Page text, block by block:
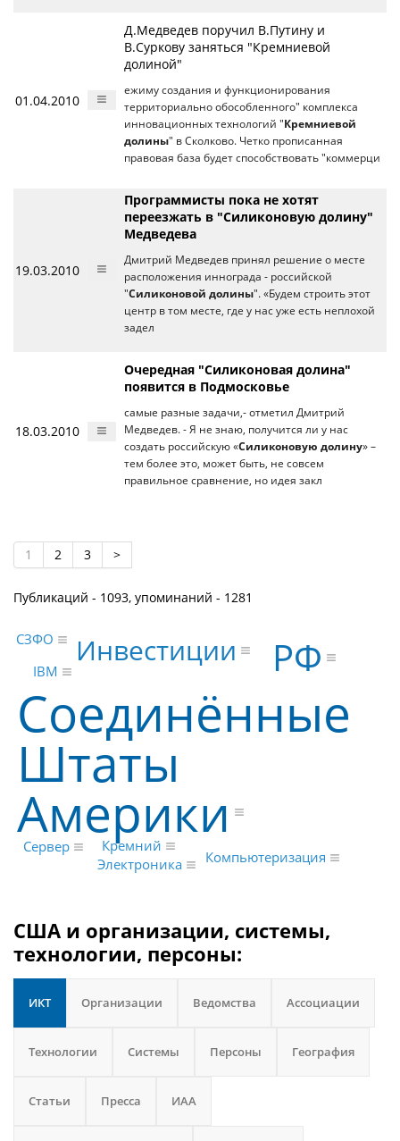
01.04.2010
Д.Медведев поручил В.Путину и
В.Суркову заняться "Кремниевой
долиной"
ежиму создания и функционирования
территориально обособленного" комплекса
инновационных технологий "Кремниевой
долины" в Сколково. Четко прописанная
правовая база будет способствовать "коммерци
19.03.2010
Программисты пока не хотят
переезжать в "Силиконовую долину"
Медведева
Дмитрий Медведев принял решение о месте
расположения иннограда - российской
"Силиконовой долины". «Будем строить этот
центр в том месте, где у нас уже есть неплохой
задел
18.03.2010
Очередная "Силиконовая долина"
появится в Подмосковье
самые разные задачи,- отметил Дмитрий
Медведев. - Я не знаю, получится ли у нас
создать российскую «Силиконовую долину» –
тем более это, может быть, не совсем
правильное сравнение, но идея закл
1 2 3 >
Публикаций - 1093, упоминаний - 1281
Соединённые
Штаты
Америки
РФ
Инвестиции
Сервер
Электроника
Компьютеризация
Кремний
IBM
СЗФО
США и организации, системы,
технологии, персоны:
ИКТ Организации Ведомства Ассоциации
Технологии Системы Персоны География
Статьи Пресса ИАА